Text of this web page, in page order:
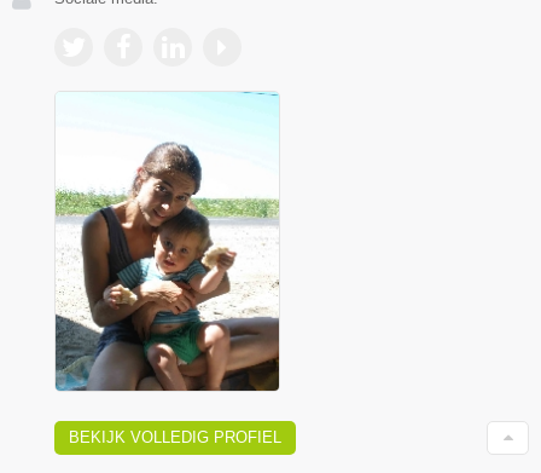
BEKIJK VOLLEDIG PROFIEL